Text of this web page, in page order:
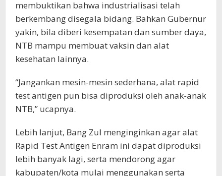
membuktikan bahwa industrialisasi telah
berkembang disegala bidang. Bahkan Gubernur
yakin, bila diberi kesempatan dan sumber daya,
NTB mampu membuat vaksin dan alat
kesehatan lainnya.
“Jangankan mesin-mesin sederhana, alat rapid
test antigen pun bisa diproduksi oleh anak-anak
NTB,” ucapnya.
Lebih lanjut, Bang Zul menginginkan agar alat
Rapid Test Antigen Enram ini dapat diproduksi
lebih banyak lagi, serta mendorong agar
kabupaten/kota mulai menggunakan serta